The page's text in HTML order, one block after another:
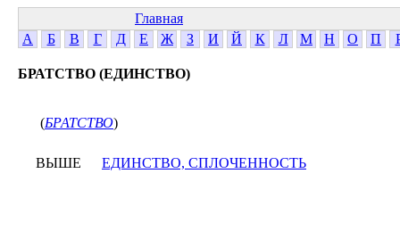
Главная
А
Б В Г Д Е Ж З И Й К Л М Н О П
БРАТСТВО (ЕДИНСТВО)
(БРАТСТВО)
ВЫШЕ ЕДИНСТВО, СПЛОЧЕННОСТЬ